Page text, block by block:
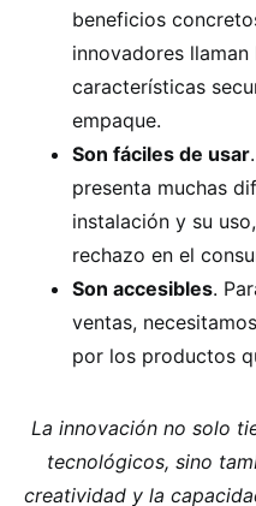
beneficios
innovadores
características
empaque.
Son fáciles de usar
presenta muchas
instalación y su
rechazo en el
Son accesibles.
ventas,
por los productos
La innovación no solo
tecnológicos, sino
creatividad y la